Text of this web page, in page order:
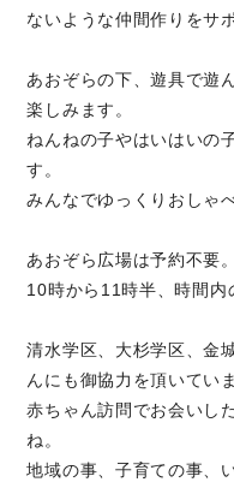
ないような仲間作りをサ
あおぞらの下、遊具で遊
楽しみます。
ねんねの子やはいはいの
す。
みんなでゆっくりおしゃ
あおぞら広場は予約不要
10時から11時半、時間内
清水学区、大杉学区、金
んにも御協力を頂いてい
赤ちゃん訪問でお会いし
ね。
地域の事、子育ての事、